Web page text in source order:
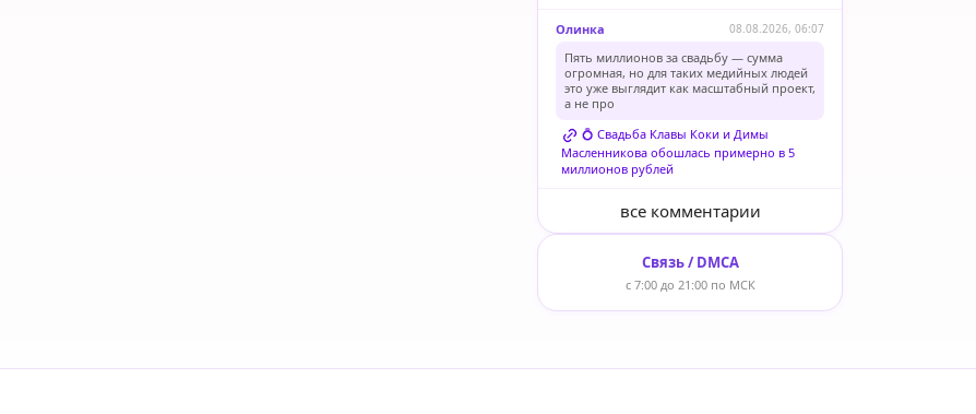
Олинка 08.08.2026, 06:07
Пять миллионов за свадьбу — сумма
огромная, но для таких медийных людей
это уже выглядит как масштабный проект,
а не про
💍 Свадьба Клавы Коки и Димы
Масленникова обошлась примерно в 5
миллионов рублей
все комментарии
Связь / DMCA
с 7:00 до 21:00 по МСК